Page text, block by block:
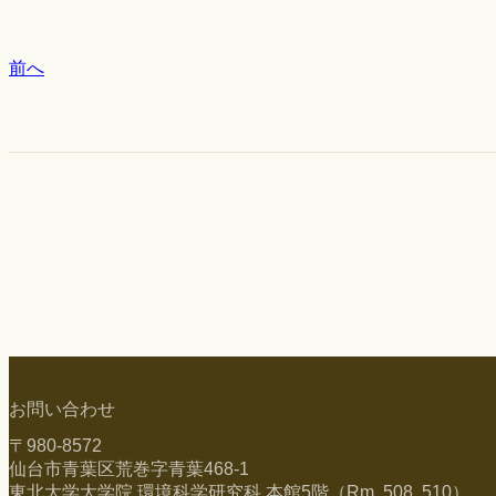
前へ
お問い合わせ
〒980-8572
仙台市青葉区荒巻字青葉468-1